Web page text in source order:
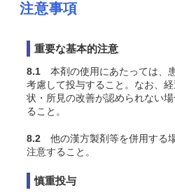
注意事項
重要な基本的注意
8.1 本剤の使用にあたっては、
考慮して投与すること。なお、
状・所見の改善が認められない
ること。
8.2 他の漢方製剤等を併用する
注意すること。
慎重投与